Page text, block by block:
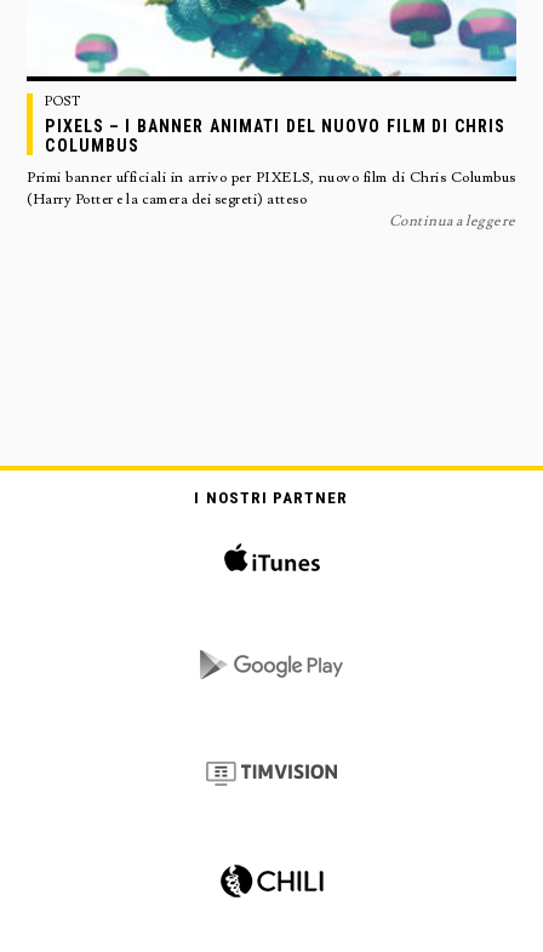
POST
PIXELS – I BANNER ANIMATI DEL NUOVO FILM DI CHRIS
COLUMBUS
Primi banner ufficiali in arrivo per PIXELS, nuovo film di Chris Columbus
(Harry Potter e la camera dei segreti) atteso
Continua a leggere
I NOSTRI PARTNER